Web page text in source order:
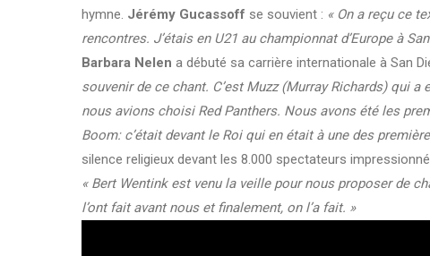
hymne. Jérémy Gucassoff se souvient : « On a reçu ce
rencontres. J’étais en U21 au championnat d’Europe à
Barbara Nelen a débuté sa carrière internationale à San
souvenir de ce chant. C’est Muzz (Murray Richards) qui
nous avions choisi Red Panthers. Nous avons été les
Boom: c’était devant le Roi qui en était à une des
silence religieux devant les 8.000 spectateurs
« Bert Wentink est venu la veille pour nous proposer de
l’ont fait avant nous et finalement, on l’a fait. »